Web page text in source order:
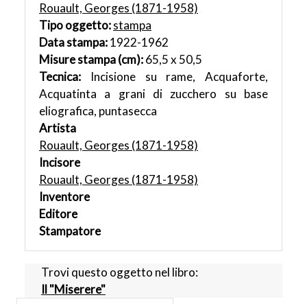
Rouault, Georges (1871-1958)
Tipo oggetto:stampa
Data stampa:1922-1962
Misure stampa (cm):65,5 x 50,5
Tecnica:
Incisione su rame, Acquaforte,
Acquatinta a grani di zucchero su base
eliografica, puntasecca
Artista
Rouault, Georges (1871-1958)
Incisore
Rouault, Georges (1871-1958)
Inventore
Editore
Stampatore
Trovi questo oggetto nel libro:
Il "Miserere"